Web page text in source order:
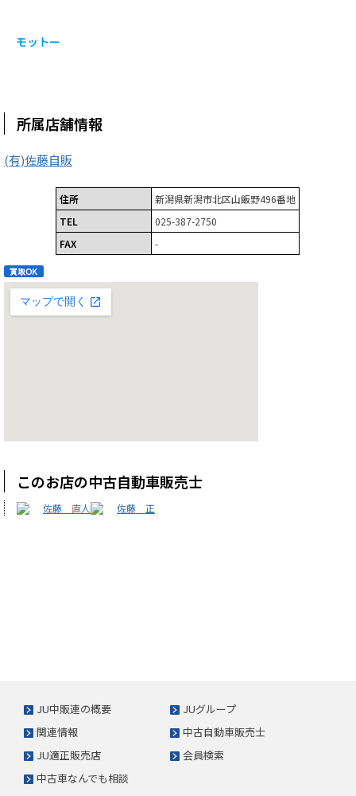
モットー
所属店舗情報
(有)佐藤自販
住所
新潟県新潟市北区山飯野496番地
TEL
025-387-2750
FAX
-
このお店の中古自動車販売士
佐藤 直人 佐藤 正
JU中販連の概要
JUグループ
関連情報
中古自動車販売士
JU適正販売店
会員検索
中古車なんでも相談